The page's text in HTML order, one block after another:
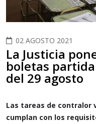
02 AGOSTO 2021
La Justicia
boletas
del 29 agosto
Las tareas de contralor
cumplan con los